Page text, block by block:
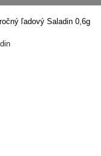
ľadový Saladin 0,6g